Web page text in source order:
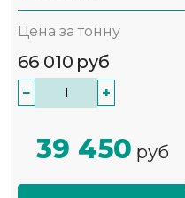
Цена за тонну
66 010 руб
− +
39 450 руб